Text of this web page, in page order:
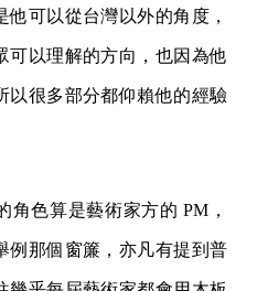
可以從台灣以外的角度，
可以理解的方向，也因為他
以很多部分都仰賴他的經驗
角色算是藝術家方的 PM，
例那個窗簾，亦凡有提到普